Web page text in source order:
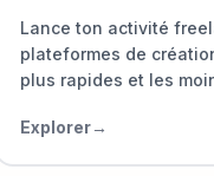
Lance ton activité
plateformes de
plus rapides et les
Explorer→